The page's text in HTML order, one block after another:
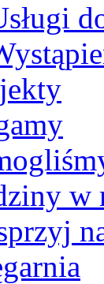
w